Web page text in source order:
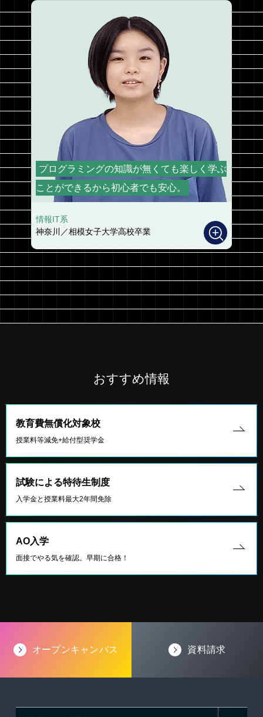
プログラミングの知識が無くても楽しく学ぶ
ことができるから初心者でも安心。
情報IT系
神奈川／相模女子大学高校卒業
おすすめ情報
教育費無償化対象校
授業料等減免+給付型奨学金
試験による特待生制度
入学金と授業料最大2年間免除
AO入学
面接でやる気を確認。早期に合格！
オープンキャンパス 資料請求